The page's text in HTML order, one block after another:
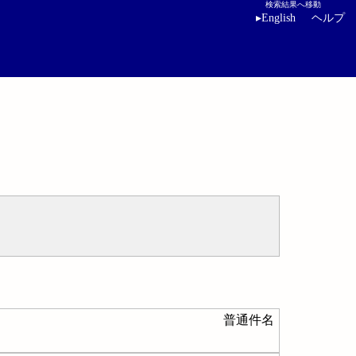
検索結果へ移動
▸English ヘルプ
普通件名